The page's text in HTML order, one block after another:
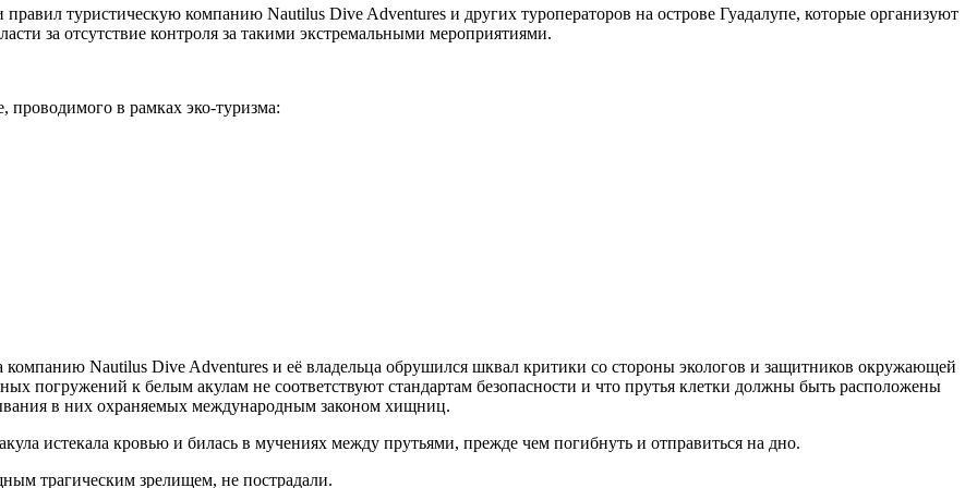
туристическую компанию Nautilus Dive Adventures и других туроператоров на острове Гуадалупе, которые организуют
за отсутствие контроля за такими экстремальными мероприятиями.
проводимого в рамках эко-туризма:
компанию Nautilus Dive Adventures и её владельца обрушился шквал критики со стороны экологов и защитников окружающей
погружений к белым акулам не соответствуют стандартам безопасности и что прутья клетки должны быть расположены
в них охраняемых международным законом хищниц.
истекала кровью и билась в мучениях между прутьями, прежде чем погибнуть и отправиться на дно.
трагическим зрелищем, не пострадали.